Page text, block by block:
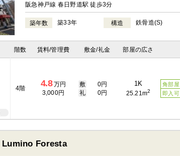
阪急神戸線 春日野道駅 徒歩3分
築年数 築33年 構造 鉄骨造(S)
階数 賃料/管理費 敷金/礼金 部屋の広さ
4階 4.8万円
3,000円
敷
0円
礼
0円
1K
25.21m2
角部屋
即入可
Lumino Foresta